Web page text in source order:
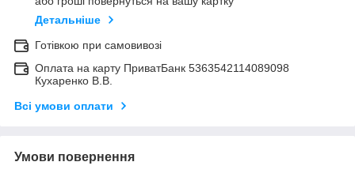
Детальніше
Готівкою при самовивозі
Оплата на карту ПриватБанк 5363542114089098
Кухаренко В.В.
Всі умови оплати
Умови повернення